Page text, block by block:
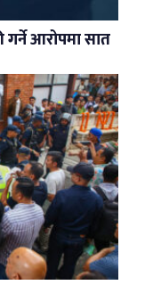
गर्ने आरोपमा सात